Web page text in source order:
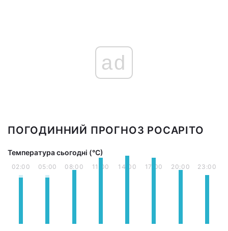
ad
ПОГОДИННИЙ ПРОГНОЗ РОСАРІТО
Температура сьогодні (°С)
02:00 05:00 08:00 11:00 14:00 17:00 20:00 23:00